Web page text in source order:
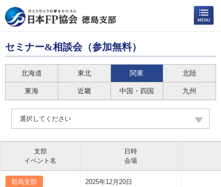
セミナー&相談会（参加無料）
北海道 東北 関東 北陸
東海 近畿 中国・四国 九州
選択してください
支部
イベント名
日時
会場
群馬支部
2025年12月20日